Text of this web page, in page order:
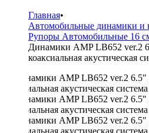
Главная•
Автомобильные динамики и
Рупоры Автомобильные 16
Динамики AMP LB652 ver.2
коаксиальная акустическая